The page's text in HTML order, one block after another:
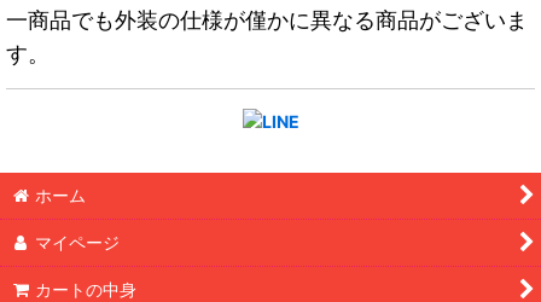
一商品でも外装の仕様が僅かに異なる商品がございま
す。
ホーム
マイページ
カートの中身